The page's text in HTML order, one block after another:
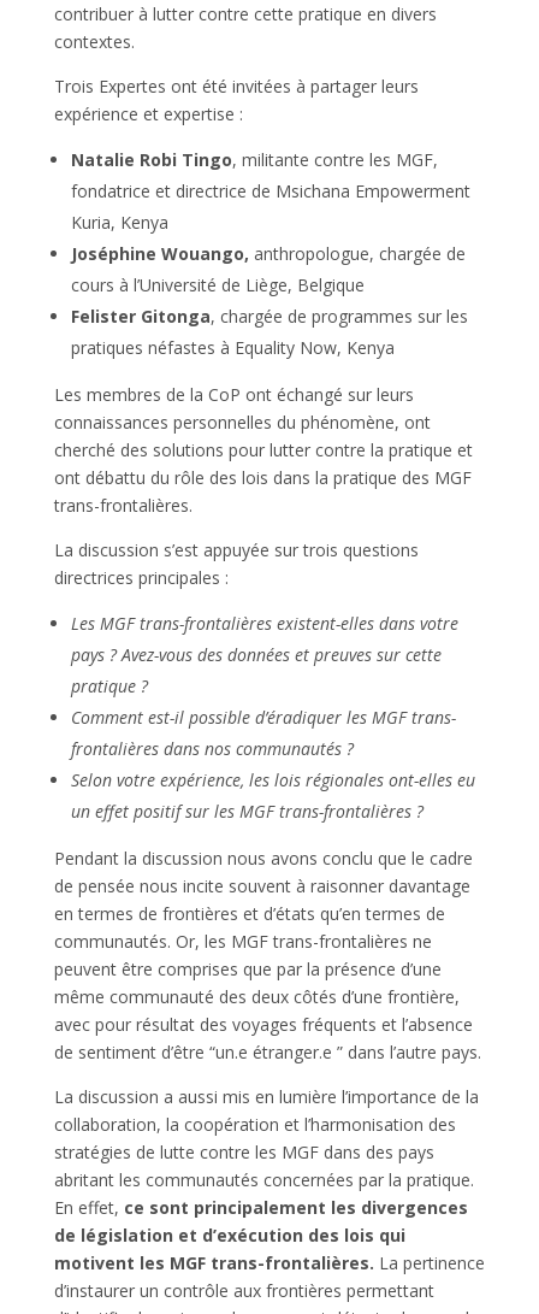
contribuer à lutter contre cette pratique en divers
contextes.
Trois Expertes ont été invitées à partager leurs
expérience et expertise :
Natalie Robi Tingo, militante contre les MGF,
fondatrice et directrice de Msichana Empowerment
Kuria, Kenya
Joséphine Wouango, anthropologue, chargée de
cours à l’Université de Liège, Belgique
Felister Gitonga, chargée de programmes sur les
pratiques néfastes à Equality Now, Kenya
Les membres de la CoP ont échangé sur leurs
connaissances personnelles du phénomène, ont
cherché des solutions pour lutter contre la pratique et
ont débattu du rôle des lois dans la pratique des MGF
trans-frontalières.
La discussion s’est appuyée sur trois questions
directrices principales :
Les MGF trans-frontalières existent-elles dans votre
pays ? Avez-vous des données et preuves sur cette
pratique ?
Comment est-il possible d’éradiquer les MGF trans-
frontalières dans nos communautés ?
Selon votre expérience, les lois régionales ont-elles eu
un effet positif sur les MGF trans-frontalières ?
Pendant la discussion nous avons conclu que le cadre
de pensée nous incite souvent à raisonner davantage
en termes de frontières et d’états qu’en termes de
communautés. Or, les MGF trans-frontalières ne
peuvent être comprises que par la présence d’une
même communauté des deux côtés d’une frontière,
avec pour résultat des voyages fréquents et l’absence
de sentiment d’être “un.e étranger.e ” dans l’autre pays.
La discussion a aussi mis en lumière l’importance de la
collaboration, la coopération et l’harmonisation des
stratégies de lutte contre les MGF dans des pays
abritant les communautés concernées par la pratique.
En effet, ce sont principalement les divergences
de législation et d’exécution des lois qui
motivent les MGF trans-frontalières. La pertinence
d’instaurer un contrôle aux frontières permettant